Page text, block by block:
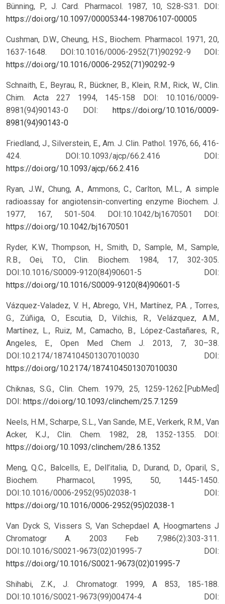
Bünning, P., J. Card. Pharmacol. 1987, 10, S28-S31.
DOI:
https://doi.org/10.1097/00005344-198706107-00005
Cushman, D.W., Cheung, H.S., Biochem. Pharmacol. 1971, 20,
1637-1648. DOI:10.1016/0006-2952(71)90292-9
DOI:
https://doi.org/10.1016/0006-2952(71)90292-9
Schnaith, E., Beyrau, R., Bückner, B., Klein, R.M., Rick, W., Clin.
Chim. Acta 227 1994, 145-158 DOI: 10.1016/0009-
8981(94)90143-0
DOI:
https://doi.org/10.1016/0009-
8981(94)90143-0
Friedland, J., Silverstein, E., Am. J. Clin. Pathol. 1976, 66, 416-
424. DOI:10.1093/ajcp/66.2.416
DOI:
https://doi.org/10.1093/ajcp/66.2.416
Ryan, J.W., Chung, A., Ammons, C., Carlton, M.L., A simple
radioassay for angiotensin-converting enzyme Biochem. J.
1977, 167, 501-504. DOI:10.1042/bj1670501
DOI:
https://doi.org/10.1042/bj1670501
Ryder, K.W., Thompson, H., Smith, D., Sample, M., Sample,
R.B., Oei, T.O., Clin. Biochem. 1984, 17, 302-305.
DOI:10.1016/S0009-9120(84)90601-5
DOI:
https://doi.org/10.1016/S0009-9120(84)90601-5
Vázquez-Valadez, V. H., Abrego, V.H., Martínez, P.A. , Torres,
G., Zúñiga, O., Escutia, D., Vilchis, R., Velázquez, A.M.,
Martínez, L., Ruiz, M., Camacho, B., López-Castañares, R.,
Angeles, E., Open Med Chem J. 2013, 7, 30–38.
DOI:10.2174/1874104501307010030
DOI:
https://doi.org/10.2174/1874104501307010030
Chiknas, S.G., Clin. Chem. 1979, 25, 1259-1262.[PubMed]
DOI: https://doi.org/10.1093/clinchem/25.7.1259
Neels, H.M., Scharpe, S.L., Van Sande, M.E., Verkerk, R.M., Van
Acker, K.J., Clin. Chem. 1982, 28, 1352-1355.
DOI:
https://doi.org/10.1093/clinchem/28.6.1352
Meng, Q.C., Balcells, E., Dell’italia, D., Durand, D., Oparil, S.,
Biochem. Pharmacol, 1995, 50, 1445-1450.
DOI:10.1016/0006-2952(95)02038-1
DOI:
https://doi.org/10.1016/0006-2952(95)02038-1
Van Dyck S, Vissers S, Van Schepdael A, Hoogmartens J
Chromatogr A. 2003 Feb 7;986(2):303-311.
DOI:10.1016/S0021-9673(02)01995-7
DOI:
https://doi.org/10.1016/S0021-9673(02)01995-7
Shihabi, Z.K., J. Chromatogr. 1999, A 853, 185-188.
DOI:10.1016/S0021-9673(99)00474-4
DOI: